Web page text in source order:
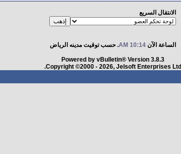
الانتقال السريع
الساعة الآن10:14 AM . حسب توقيت مدينه الرياض
Powered by vBulletin® Version 3.8.3
Copyright ©2000 - 2026, Jelsoft Enterprises Ltd.